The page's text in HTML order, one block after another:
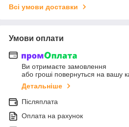
Всі умови доставки
Умови оплати
Ви отримаєте замовлення
або гроші повернуться на вашу
Детальніше
Післяплата
Оплата на рахунок